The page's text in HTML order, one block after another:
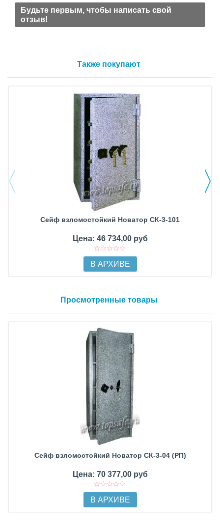
Будьте первым, чтобы написать свой
отзыв!
Также покупают
Сейф взломостойкий Новатор СК-3-101
Цена: 46 734,00 руб
В АРХИВЕ
Просмотренные товары
Сейф взломостойкий Новатор СК-3-04 (РП)
Цена: 70 377,00 руб
В АРХИВЕ